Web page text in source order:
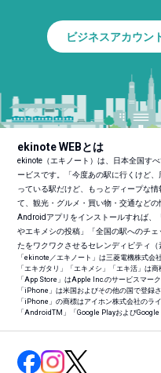
ビジネスアカウン
ekinote WEBとは
ekinote（エキノート）は、日本全国す
ービスです。「今度あの駅に行くけど
っている駅だけど、もっとディープな
て、観光・グルメ・買い物・交通など
Androidアプリをインストールすれば、
やエキメシの投稿」「全国の駅へのチ
たをワクワクさせるセレンディピティ
「ekinote／エキノート」は三菱電機株式会
「エキガタリ」「エキメシ」「エキ活」は商
「App Store」はApple Inc.のサービスマーク
「iPhone」は米国およびその他の国で登録
「iPhone」の商標はアイホン株式会社のラ
「AndroidTM 」「Google Playおよび